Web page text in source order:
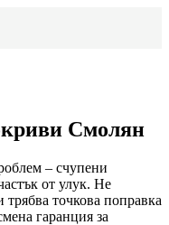
Смолян
– счупени
от улук. Не
точкова поправка
гаранция за